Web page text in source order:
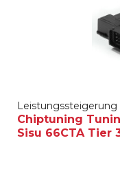
Chiptuning
Sisu 66CTA Tier